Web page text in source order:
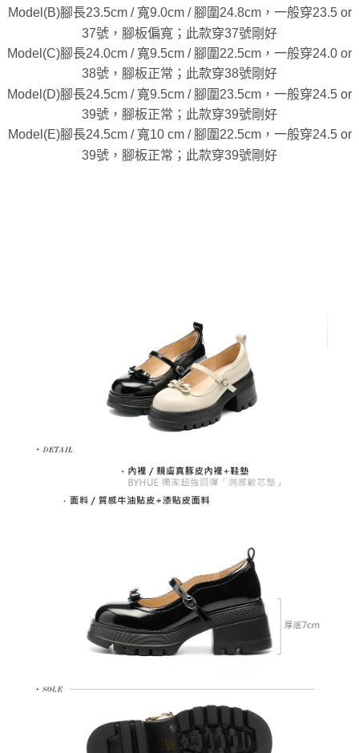
Model(B)腳長23.5cm / 寬9.0cm / 腳圍24.8cm，一般穿23.5 or
37號，腳板偏寬；此款穿37號剛好
Model(C)腳長24.0cm / 寬9.5cm / 腳圍22.5cm，一般穿24.0 or
38號，腳板正常；此款穿38號剛好
Model(D)腳長24.5cm / 寬9.5cm / 腳圍23.5cm，一般穿24.5 or
39號，腳板正常；此款穿39號剛好
Model(E)腳長24.5cm / 寬10 cm / 腳圍22.5cm，一般穿24.5 or
39號，腳板正常；此款穿39號剛好